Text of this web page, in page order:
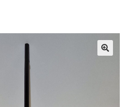
valikko
tason
valikko